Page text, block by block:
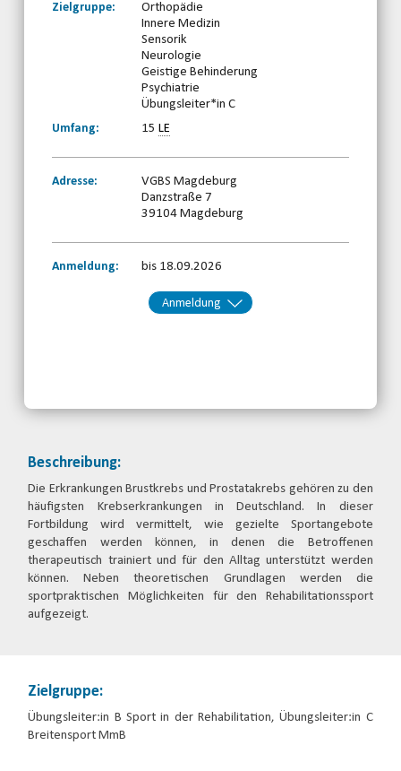
Zielgruppe:
Orthopädie
Innere Medizin
Sensorik
Neurologie
Geistige Behinderung
Psychiatrie
Übungsleiter*in C
Umfang:
15LE
Adresse:
VGBS Magdeburg
Danzstraße 7
39104 Magdeburg
Anmeldung: bis 18.09.2026
Anmeldung
jetzt anmelden
Beschreibung:
Die Erkrankungen Brustkrebs und Prostatakrebs gehören zu den
häufigsten Krebserkrankungen in Deutschland. In dieser
Fortbildung wird vermittelt, wie gezielte Sportangebote
geschaffen werden können, in denen die Betroffenen
therapeutisch trainiert und für den Alltag unterstützt werden
können. Neben theoretischen Grundlagen werden die
sportpraktischen Möglichkeiten für den Rehabilitationssport
aufgezeigt.
Zielgruppe:
Übungsleiter:in B Sport in der Rehabilitation, Übungsleiter:in C
Breitensport MmB